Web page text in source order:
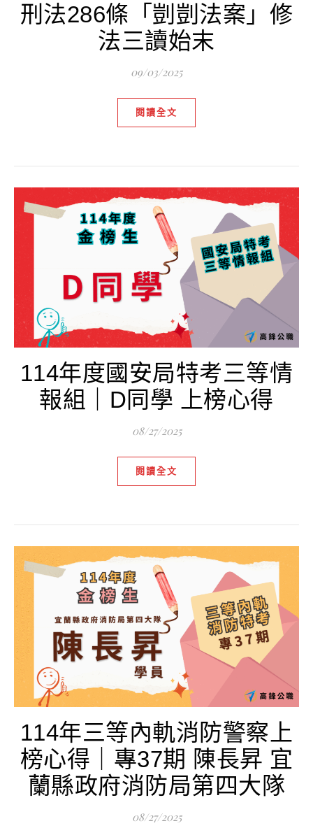
刑法286條「剴剴法案」修
法三讀始末
09/03/2025
閱讀全文
114年度國安局特考三等情
報組｜D同學 上榜心得
08/27/2025
閱讀全文
114年三等內軌消防警察上
榜心得｜專37期 陳長昇 宜
蘭縣政府消防局第四大隊
08/27/2025